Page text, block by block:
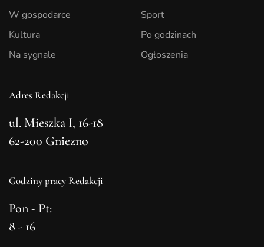
W gospodarce
Kultura
Na sygnale
Sport
Po godzinach
Ogłoszenia
Adres Redakcji
ul. Mieszka I, 16-18
62-200 Gniezno
Godziny pracy Redakcji
Pon - Pt:
8 - 16